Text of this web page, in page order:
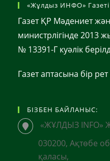
«Жұлдыз ИНФО» Газеті
Газет ҚР Мәдениет
министрлігінде 2013
№ 13391-Г куәлік
Газет аптасына бір
БІЗБЕН БАЙЛАНЫС:
«ЖҰЛДЫЗ
030200, Ақтөбе
қаласы,